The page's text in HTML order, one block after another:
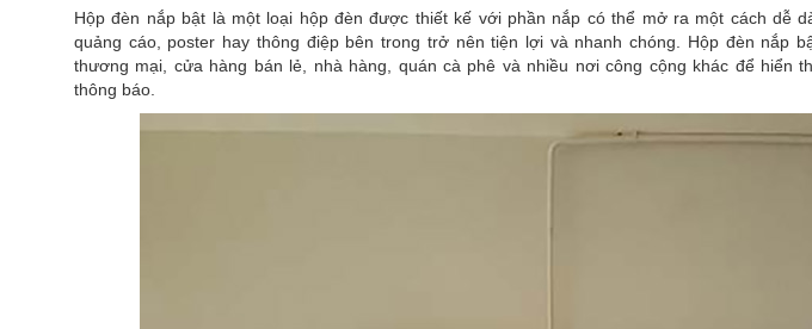
Hộp đèn nắp bật là một loại hộp đèn được thiết kế với phần nắp có thể mở ra một cách dễ
quảng cáo, poster hay thông điệp bên trong trở nên tiện lợi và nhanh chóng. Hộp đèn nắp
thương mại, cửa hàng bán lẻ, nhà hàng, quán cà phê và nhiều nơi công cộng khác để hiển
thông báo.